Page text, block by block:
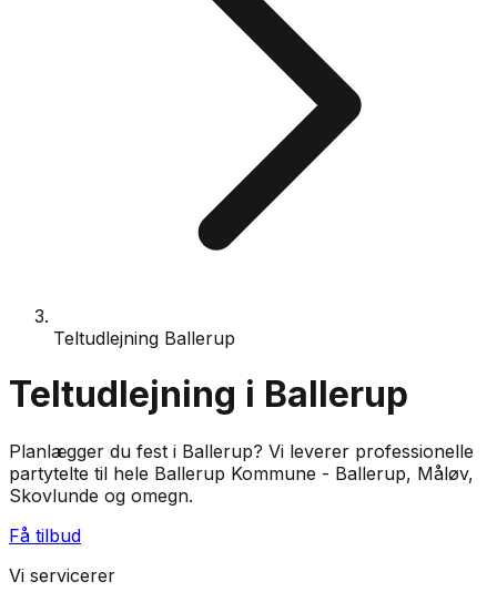
Teltudlejning Ballerup
Teltudlejning i Ballerup
Planlægger du fest i Ballerup? Vi leverer professionelle
partytelte til hele Ballerup Kommune - Ballerup, Måløv,
Skovlunde og omegn.
Få tilbud
Vi servicerer